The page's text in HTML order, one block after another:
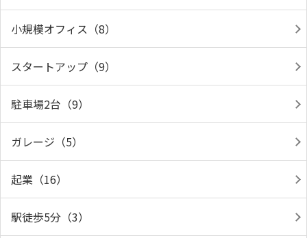
小規模オフィス（8）
スタートアップ（9）
駐車場2台（9）
ガレージ（5）
起業（16）
駅徒歩5分（3）